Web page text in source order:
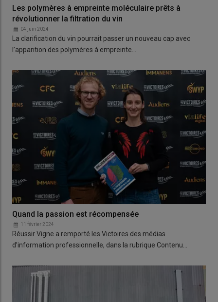
Les polymères à empreinte moléculaire prêts à
révolutionner la filtration du vin
04 juin 2024
La clarification du vin pourrait passer un nouveau cap avec
l’apparition des polymères à empreinte…
Quand la passion est récompensée
11 février 2024
Réussir Vigne a remporté les Victoires des médias
d’information professionnelle, dans la rubrique Contenu…